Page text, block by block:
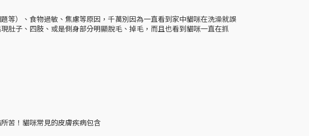
等）、食物過敏、焦慮等原因，千萬別因為一直看到家中貓咪在洗澡就誤
肚子、四肢、或是側身部分明顯脫毛、掉毛，而且也看到貓咪一直在抓
苦！貓咪常見的皮膚疾病包含